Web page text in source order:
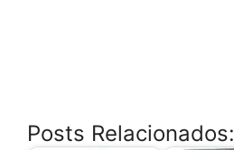
Posts Relacionados: